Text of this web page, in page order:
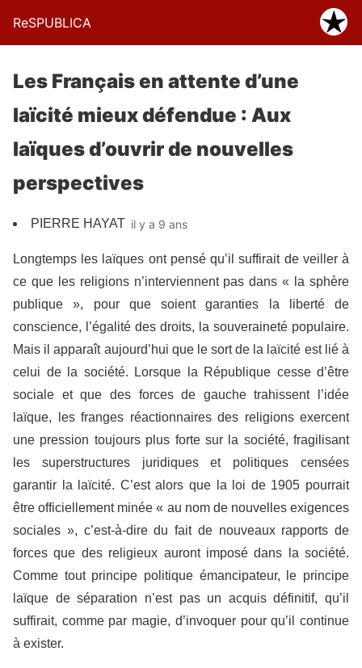
ReSPUBLICA
Les Français en attente d’une
laïcité mieux défendue : Aux
laïques d’ouvrir de nouvelles
perspectives
PIERRE HAYAT il y a 9 ans
Longtemps les laïques ont pensé qu’il suffirait de veiller à
ce que les religions n’interviennent pas dans « la sphère
publique », pour que soient garanties la liberté de
conscience, l’égalité des droits, la souveraineté populaire.
Mais il apparaît aujourd’hui que le sort de la laïcité est lié à
celui de la société. Lorsque la République cesse d’être
sociale et que des forces de gauche trahissent l’idée
laïque, les franges réactionnaires des religions exercent
une pression toujours plus forte sur la société, fragilisant
les superstructures juridiques et politiques censées
garantir la laïcité. C’est alors que la loi de 1905 pourrait
être officiellement minée « au nom de nouvelles exigences
sociales », c’est-à-dire du fait de nouveaux rapports de
forces que des religieux auront imposé dans la société.
Comme tout principe politique émancipateur, le principe
laïque de séparation n’est pas un acquis définitif, qu’il
suffirait, comme par magie, d’invoquer pour qu’il continue
à exister.